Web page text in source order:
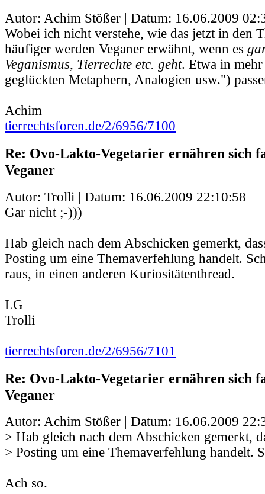
Autor: Achim Stößer | Datum: 16.06.2009
Wobei ich nicht verstehe, wie das jetzt in den
häufiger werden Veganer erwähnt, wenn es
Veganismus, Tierrechte etc. geht. Etwa in
geglückten Metaphern, Analogien usw.")
Achim
tierrechtsforen.de/2/6956/7100
Re: Ovo-Lakto-Vegetarier ernähren sich
Veganer
Autor: Trolli | Datum: 16.06.2009 22:10:58
Gar nicht ;-)))
Hab gleich nach dem Abschicken gemerkt,
Posting um eine Themaverfehlung handelt.
raus, in einen anderen Kuriositätenthread.
LG
Trolli
tierrechtsforen.de/2/6956/7101
Re: Ovo-Lakto-Vegetarier ernähren sich
Veganer
Autor: Achim Stößer | Datum: 16.06.2009
> Hab gleich nach dem Abschicken gemerkt,
> Posting um eine Themaverfehlung handelt.
Ach so.